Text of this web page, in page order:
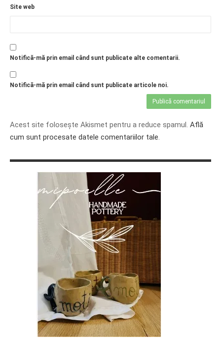
Site web
Notifică-mă prin email când sunt publicate alte comentarii.
Notifică-mă prin email când sunt publicate articole noi.
Acest site folosește Akismet pentru a reduce spamul. Află
cum sunt procesate datele comentariilor tale